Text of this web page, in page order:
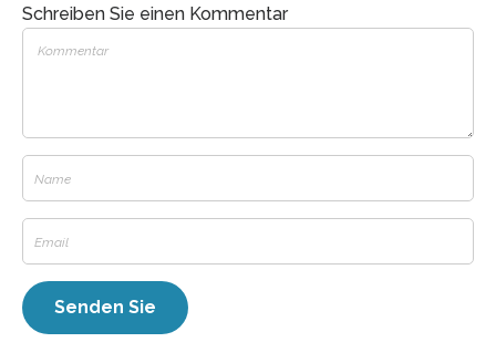
Schreiben Sie einen Kommentar